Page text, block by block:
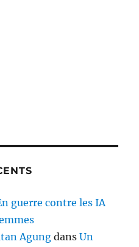
guerre contre les IA
Agung dansUn